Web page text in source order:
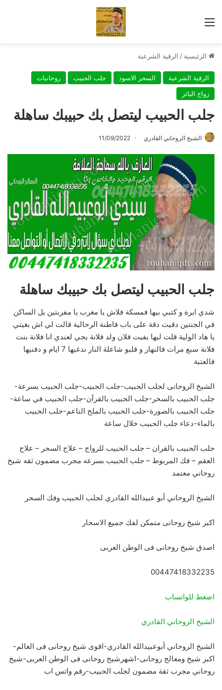
القائمة
الرئيسية / الرقية الشرعية
الرقية الشرعية السحر الاسود جلب الحبيب
روحانيات
زواج البائر
جلب الحبيب ليتصل بك حبيبك ساهلة
الشيخ الروحاني القادري 11/09/2022
جلب الحبيب ليتصل بك حبيبك ساهلة
شدي ابرة و كتبي بيها فمسكة فلاش يا مغرب يا مفربتين يل الساكن
في الجنتين دقيت دقة على باب فاطنة الرحالية قالت لي اش بغيتي
يا هاد الولية قلت ليها بفيت فلان ولد فلانة يجي لعندي انا فلانة بنت
فلانة سبع مرات فالنهار و قلبو شاعلة النار ندغيها 7 ايام و دفنيها
فالعتبة
الشيخ الروحانى لجلب الحبيب-جلب الحبيب-جلب الحبيب بسرعة-
جلب الحبيب بالسحر-جلب الحبيب بالقرآن-جلب الحبيب في ساعة-
جلب الحبيب بالصورة-جلب الحبيب بالملح الناعم-جلب الحبيب
بالماء-دعاء جلب الحبيب خلال ساعة
جلب الحبيب بالقران – جلب الحبيب للزواج – علاج السحر – علاج
العقم – فك المربوط – جلب الحبيب بسرعه مجرب مضمون ثقه شيخ
روحاني معتمد
الشيخ الروحاني أبو عبيدالله القادري لجلب الحبيب وفك السحر
اكبر شيخ روحانى متمكن لفك جميع الاسحار
اصدق شيخ روحانى فى الوطن العربى
00447418332235
اضغط للواتساب
الشيخ الروحاني القادري
الشيخ الروحاني أبوعبيدالله القادري-اقوى شيخ روحانى فى العالم-
اكبر شيخ ومعالج روحانى-اشهرشيخ روحانى فى الوطن العربى-شيخ
روحاني مجرب ثقة مضمون لجلب الحبيب-رقم واتس اب